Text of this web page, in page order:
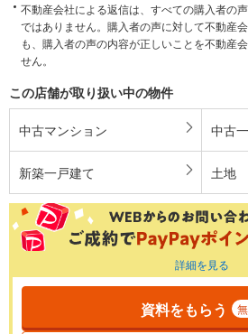
不動産会社による返信は、すべての購入者の
ではありません。購入者の声に対して不動産
も、購入者の声の内容が正しいことを不動産
せん。
この店舗が取り扱い中の物件
中古マンション 中古
新築一戸建て 土地
詳細を見る
資料をもらう